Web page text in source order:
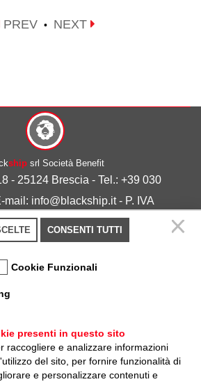
PREV • NEXT
shipsrl Società Benefit
- 25124 Brescia - Tel.: +39 030
mail: info@blackship.it - P. IVA
03492980986
policy-Cookie policy
sulla Certificazione
CONSENTI TUTTI
Cookie Funzionali
presenti in questo sito
raccogliere e analizzare informazioni
del sito, per fornire funzionalità di
e personalizzare contenuti e